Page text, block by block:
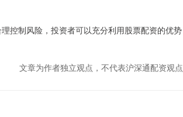
控制风险，投资者可以充分利用股票配资的优势
文章为作者独立观点，不代表沪深通配资观点